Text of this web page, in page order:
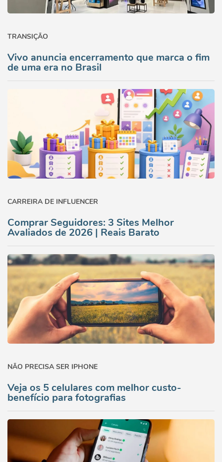
TRANSIÇÃO
Vivo anuncia encerramento que marca o fim
de uma era no Brasil
CARREIRA DE INFLUENCER
Comprar Seguidores: 3 Sites Melhor
Avaliados de 2026 | Reais Barato
NÃO PRECISA SER IPHONE
Veja os 5 celulares com melhor custo-
benefício para fotografias